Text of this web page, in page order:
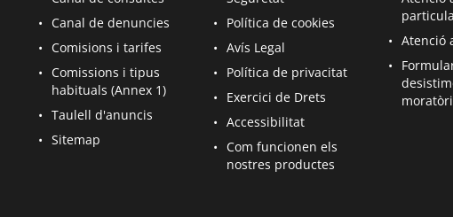
Canal de denuncies
S’obre en una pàgina nova
Comisions i tarifes
S’obre en una pàgina nova
Comissions i tipus
habituals (Annex 1)
S’obre en una pàgina nova
Taulell d'anuncis
S’obre en una pàgina nova
Sitemap
S’obre en una pàgina nova
Política de cookies
S’obre en una pàgina nova
Avís Legal
S’obre en una pàgina nova
Política de privacitat
S’obre en una pàgina nova
Exercici de Drets
S’obre en una pàgina nova
Accessibilitat
S’obre en una pàgina nova
Com funcionen els
nostres productes
S’obre en una pàgina nova
Atenció
S’obre en
S’obre en